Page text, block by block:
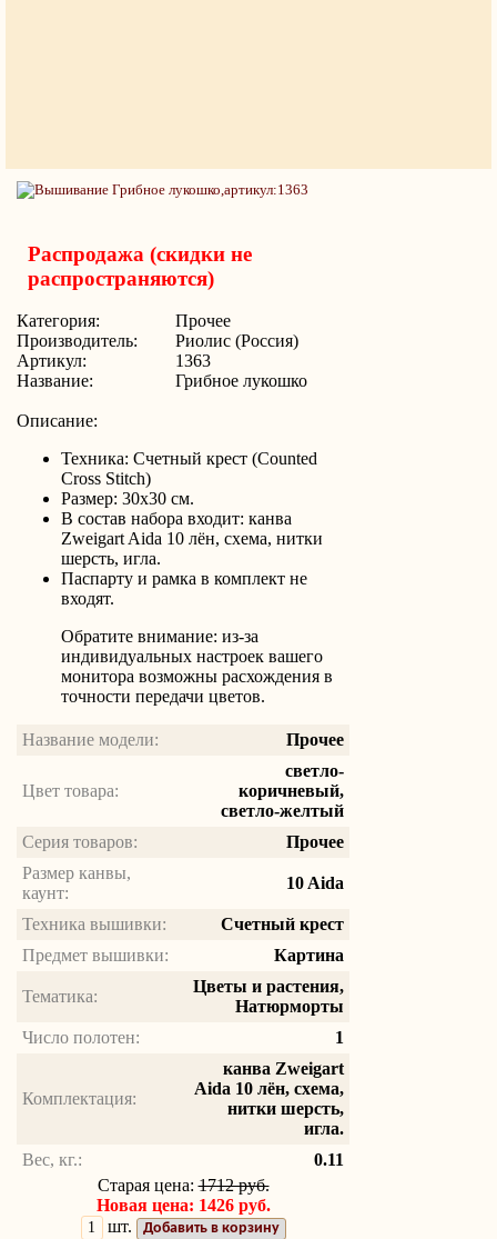
Распродажа (скидки не
распространяются)
Категория:
Прочее
Производитель:
Риолис (Россия)
Артикул:
1363
Название:
Грибное лукошко
Описание:
Техника: Счетный крест (Counted
Cross Stitch)
Размер: 30х30 см.
В состав набора входит: канва
Zweigart Aida 10 лён, схема, нитки
шерсть, игла.
Паспарту и рамка в комплект не
входят.
Обратите внимание: из-за
индивидуальных настроек вашего
монитора возможны расхождения в
точности передачи цветов.
Название модели: Прочее
Цвет товара:
светло-
коричневый,
светло-желтый
Серия товаров:
Прочее
Размер канвы,
каунт:
10 Aida
Техника вышивки:
Счетный крест
Предмет вышивки:
Картина
Тематика:
Цветы и растения,
Натюрморты
Число полотен:
1
Комплектация:
канва Zweigart
Aida 10 лён, схема,
нитки шерсть,
игла.
Вес, кг.:
0.11
Старая цена:1712 руб.
Новая цена: 1426 руб.
шт.
Добавить в корзину